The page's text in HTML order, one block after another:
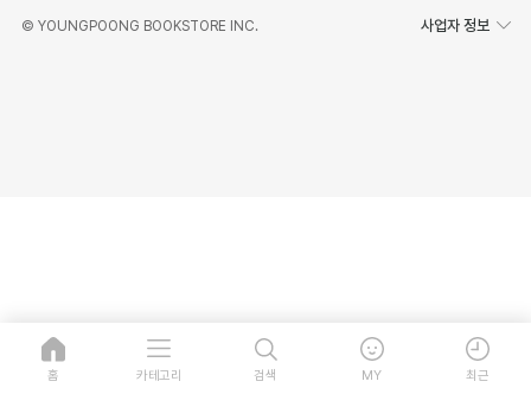
© YOUNGPOONG BOOKSTORE INC. 사업자 정보
홈 카테고리 검색 MY 최근